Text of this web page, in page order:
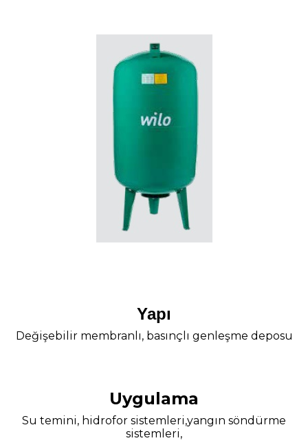
Yapı
Değişebilir membranlı, basınçlı genleşme deposu
Uygulama
Su temini, hidrofor sistemleri,yangın söndürme
sistemleri,